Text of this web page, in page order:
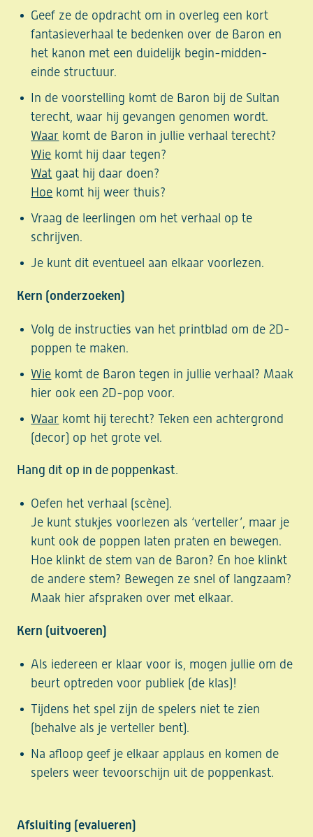
Geef ze de opdracht om in overleg een kort
fantasieverhaal te bedenken over de Baron en
het kanon met een duidelijk begin-midden-
einde structuur.
In de voorstelling komt de Baron bij de Sultan
terecht, waar hij gevangen genomen wordt.
Waar komt de Baron in jullie verhaal terecht?
Wie komt hij daar tegen?
Wat gaat hij daar doen?
Hoe komt hij weer thuis?
Vraag de leerlingen om het verhaal op te
schrijven.
Je kunt dit eventueel aan elkaar voorlezen.
Kern (onderzoeken)
Volg de instructies van het printblad om de 2D-
poppen te maken.
Wie komt de Baron tegen in jullie verhaal? Maak
hier ook een 2D-pop voor.
Waar komt hij terecht? Teken een achtergrond
(decor) op het grote vel.
Hang dit op in de poppenkast.
Oefen het verhaal (scène).
Je kunt stukjes voorlezen als ‘verteller’, maar je
kunt ook de poppen laten praten en bewegen.
Hoe klinkt de stem van de Baron? En hoe klinkt
de andere stem? Bewegen ze snel of langzaam?
Maak hier afspraken over met elkaar.
Kern (uitvoeren)
Als iedereen er klaar voor is, mogen jullie om de
beurt optreden voor publiek (de klas)!
Tijdens het spel zijn de spelers niet te zien
(behalve als je verteller bent).
Na afloop geef je elkaar applaus en komen de
spelers weer tevoorschijn uit de poppenkast.
Afsluiting (evalueren)